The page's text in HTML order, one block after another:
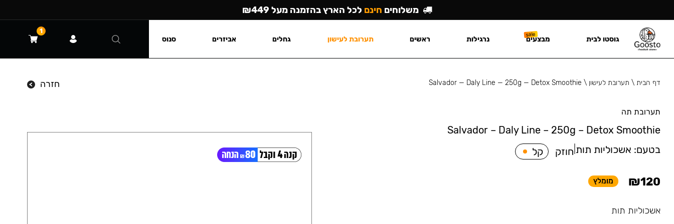
דף הבית\ תערובת לעישון \
Salvador — Daly Line — 250g — Detox Smoothie חזרה
תערובת תה
Salvador – Daly Line – 250g – Detox Smoothie
בטעם: אשכוליות תות חוזק קל
₪120 מומלץ
אשכוליות תות
משלוחים חינם לכל הארץ בהזמנה מעל ₪449
גוסטו לבית מבצעים נרגילות ראשים תערובת לעישון גחלים אביזרים סנוס
1